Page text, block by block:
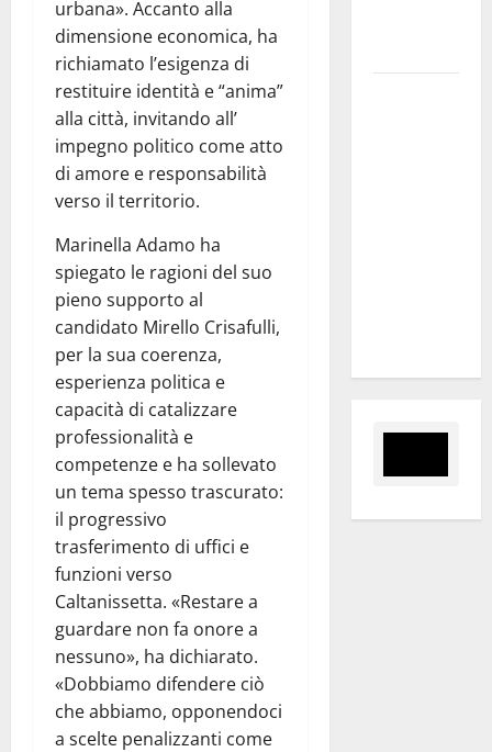
urbana». Accanto alla
dimensione economica, ha
richiamato l’esigenza di
restituire identità e “anima”
alla città, invitando all’
impegno politico come atto
di amore e responsabilità
verso il territorio.
Marinella Adamo ha
spiegato le ragioni del suo
pieno supporto al
candidato Mirello Crisafulli,
per la sua coerenza,
esperienza politica e
capacità di catalizzare
professionalità e
competenze e ha sollevato
un tema spesso trascurato:
il progressivo
trasferimento di uffici e
funzioni verso
Caltanissetta. «Restare a
guardare non fa onore a
nessuno», ha dichiarato.
«Dobbiamo difendere ciò
che abbiamo, opponendoci
a scelte penalizzanti come